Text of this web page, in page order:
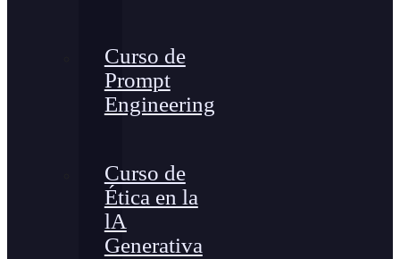
Curso de
Prompt
Engineering
Curso de
Ética en la
lA
Generativa